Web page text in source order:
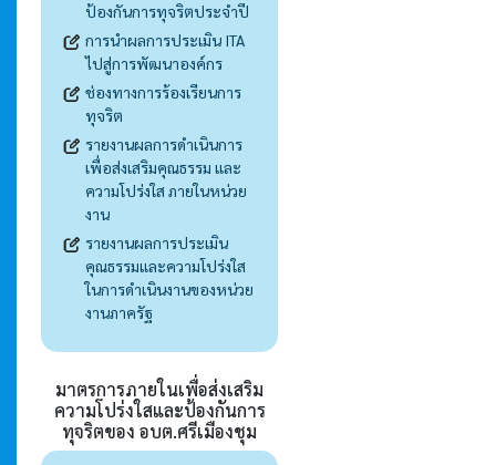
ป้องกันการทุจริตประจำปี
การนำผลการประเมิน ITA
ไปสู่การพัฒนาองค์กร
ช่องทางการร้องเรียนการ
ทุจริต
รายงานผลการดำเนินการ
เพื่อส่งเสริมคุณธรรม และ
ความโปร่งใส ภายในหน่วย
งาน
รายงานผลการประเมิน
คุณธรรมและความโปร่งใส
ในการดำเนินงานของหน่วย
งานภาครัฐ
มาตรการภายในเพื่อส่งเสริม
ความโปร่งใสและป้องกันการ
ทุจริตของ อบต.ศรีเมืองชุม